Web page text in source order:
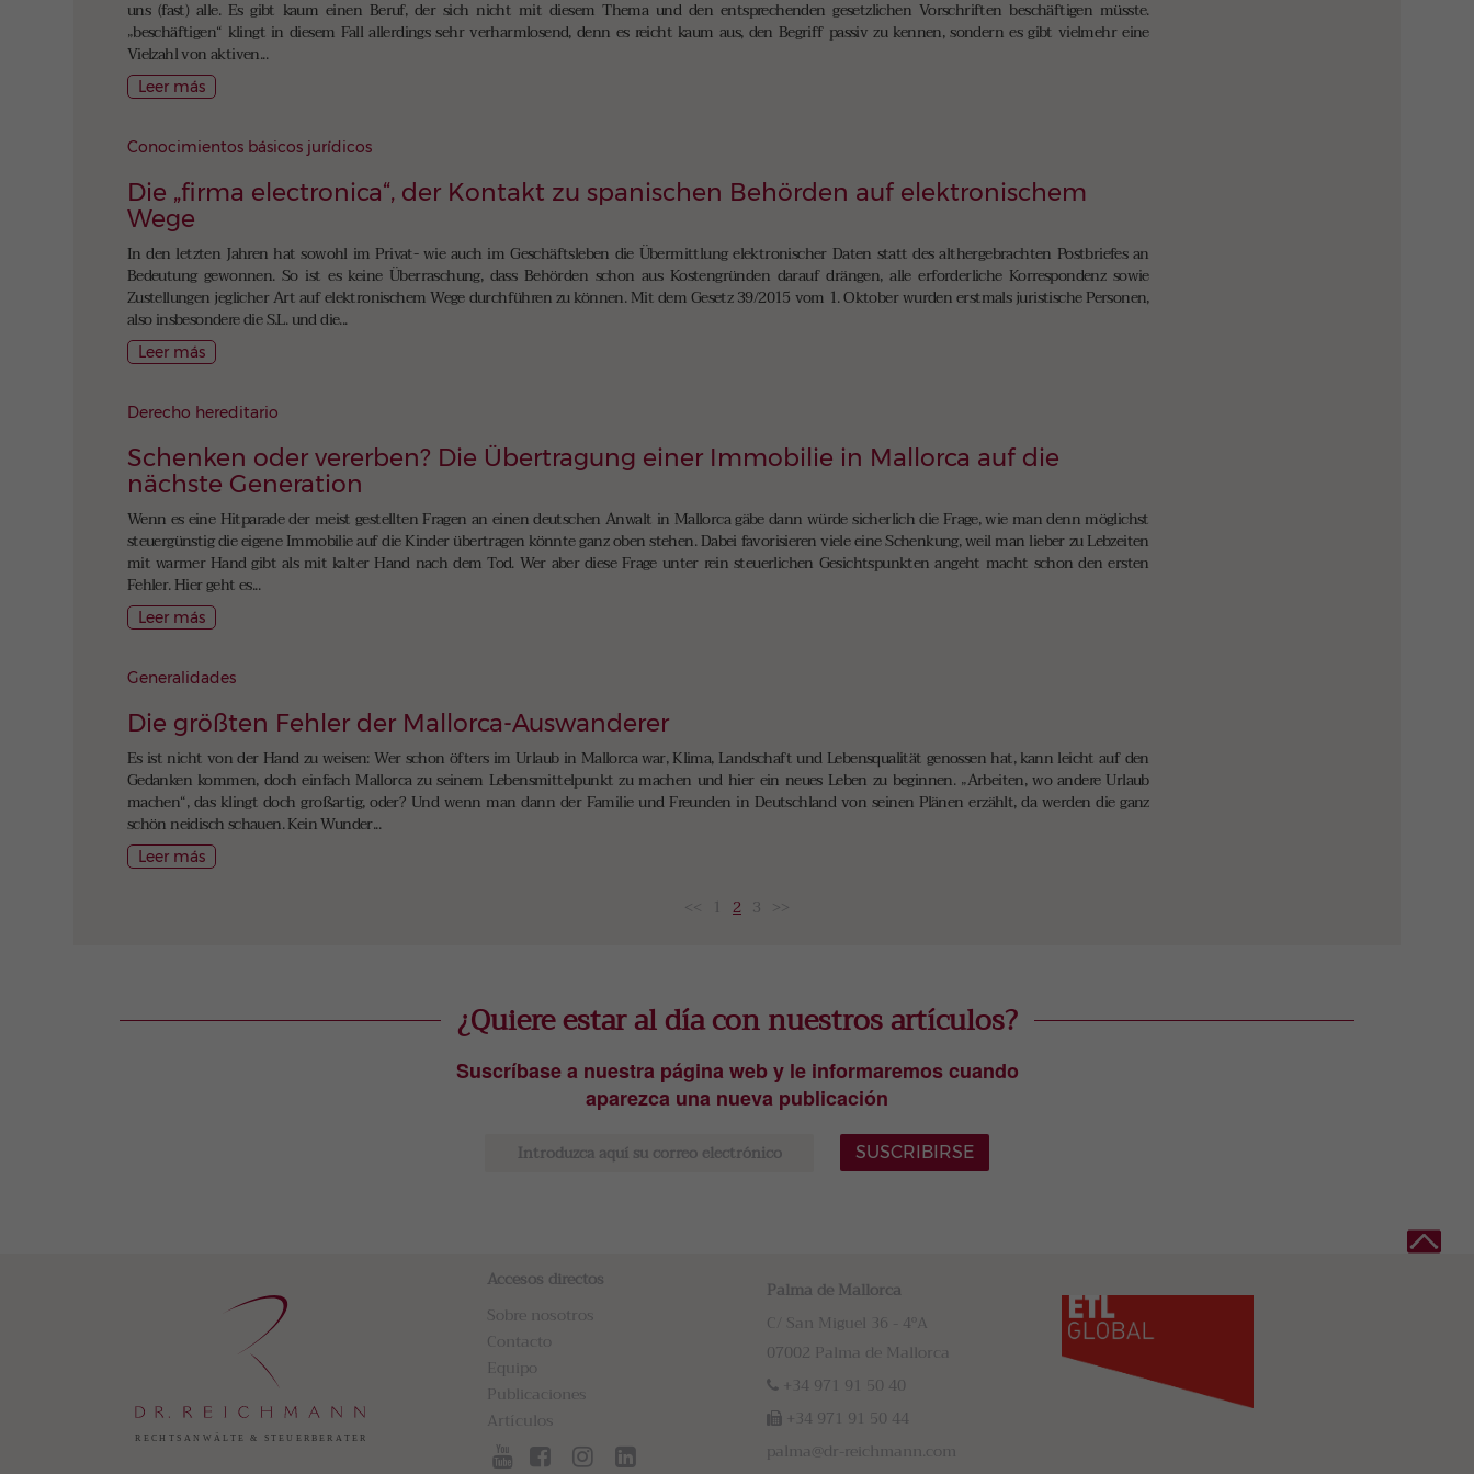
uns (fast) alle. Es gibt kaum einen Beruf, der sich nicht mit diesem Thema und den entsprechenden gesetzlichen Vorschriften beschäftigen müsste.
„beschäftigen“ klingt in diesem Fall allerdings sehr verharmlosend, denn es reicht kaum aus, den Begriff passiv zu kennen, sondern es gibt vielmehr eine
Vielzahl von aktiven...
Leer más
Conocimientos básicos jurídicos
Die „firma electronica“, der Kontakt zu spanischen Behörden auf elektronischem
Wege
In den letzten Jahren hat sowohl im Privat- wie auch im Geschäftsleben die Übermittlung elektronischer Daten statt des althergebrachten Postbriefes an
Bedeutung gewonnen. So ist es keine Überraschung, dass Behörden schon aus Kostengründen darauf drängen, alle erforderliche Korrespondenz sowie
Zustellungen jeglicher Art auf elektronischem Wege durchführen zu können. Mit dem Gesetz 39/2015 vom 1. Oktober wurden erstmals juristische Personen,
also insbesondere die S.L. und die...
Leer más
Derecho hereditario
Schenken oder vererben? Die Übertragung einer Immobilie in Mallorca auf die
nächste Generation
Wenn es eine Hitparade der meist gestellten Fragen an einen deutschen Anwalt in Mallorca gäbe dann würde sicherlich die Frage, wie man denn möglichst
steuergünstig die eigene Immobilie auf die Kinder übertragen könnte ganz oben stehen. Dabei favorisieren viele eine Schenkung, weil man lieber zu Lebzeiten
mit warmer Hand gibt als mit kalter Hand nach dem Tod. Wer aber diese Frage unter rein steuerlichen Gesichtspunkten angeht macht schon den ersten
Fehler. Hier geht es...
Leer más
Generalidades
Die größten Fehler der Mallorca-Auswanderer
Es ist nicht von der Hand zu weisen: Wer schon öfters im Urlaub in Mallorca war, Klima, Landschaft und Lebensqualität genossen hat, kann leicht auf den
Gedanken kommen, doch einfach Mallorca zu seinem Lebensmittelpunkt zu machen und hier ein neues Leben zu beginnen. „Arbeiten, wo andere Urlaub
machen“, das klingt doch großartig, oder? Und wenn man dann der Familie und Freunden in Deutschland von seinen Plänen erzählt, da werden die ganz
schön neidisch schauen. Kein Wunder...
Leer más
<< 1 2 3 >>
¿Quiere estar al día con nuestros artículos?
Suscríbase a nuestra página web y le informaremos cuando
aparezca una nueva publicación
SUSCRIBIRSE
Accesos directos
Sobre nosotros
Contacto
Equipo
Publicaciones
Artículos
Palma de Mallorca
C/ San Miguel 36 - 4ºA
07002 Palma de Mallorca
+34 971 91 50 40
+34 971 91 50 44
palma@dr-reichmann.com